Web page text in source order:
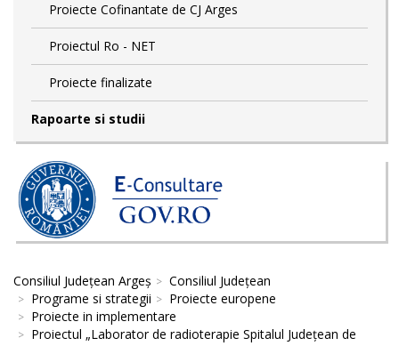
Proiecte Cofinantate de CJ Arges
Proiectul Ro - NET
Proiecte finalizate
Rapoarte si studii
Consiliul Județean Argeș
Consiliul Județean
Programe si strategii
Proiecte europene
Proiecte in implementare
Proiectul „Laborator de radioterapie Spitalul Județean de